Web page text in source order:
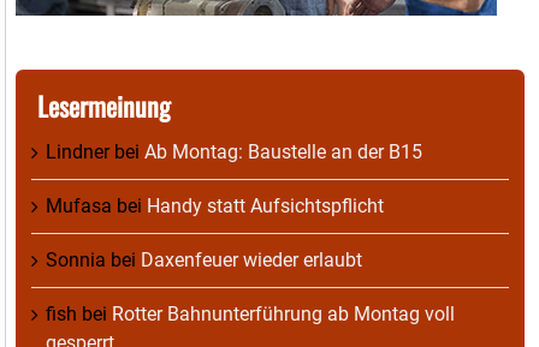
Lesermeinung
Lindnerbei Ab Montag: Baustelle an der B15
Mufasa bei Handy statt Aufsichtspflicht
Sonnia bei Daxenfeuer wieder erlaubt
fish bei Rotter Bahnunterführung ab Montag voll
gesperrt